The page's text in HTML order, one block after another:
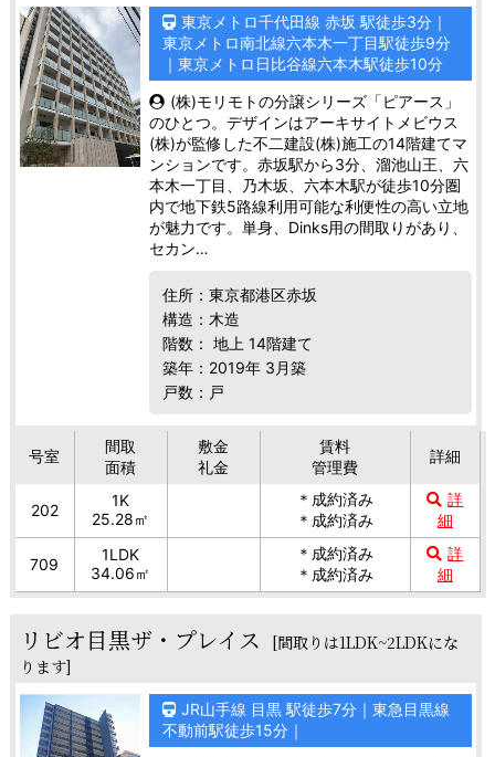
東京メトロ千代田線 赤坂 駅徒歩3分｜
東京メトロ南北線六本木一丁目駅徒歩9分
｜東京メトロ日比谷線六本木駅徒歩10分
(株)モリモトの分譲シリーズ「ピアース」
のひとつ。デザインはアーキサイトメビウス
(株)が監修した不二建設(株)施工の14階建てマ
ンションです。赤坂駅から3分、溜池山王、六
本木一丁目、乃木坂、六本木駅が徒歩10分圏
内で地下鉄5路線利用可能な利便性の高い立地
が魅力です。単身、Dinks用の間取りがあり、
セカン…
住所：東京都港区赤坂
構造：木造
階数： 地上 14階建て
築年：2019年 3月築
戸数：戸
号室
間取
面積
敷金
礼金
賃料
管理費
詳細
202
1K
25.28㎡
＊成約済み
＊成約済み
詳
細
709
1LDK
34.06㎡
＊成約済み
＊成約済み
詳
細
リビオ目黒ザ・プレイス
[間取りは1LDK~2LDKにな
ります]
JR山手線 目黒 駅徒歩7分｜東急目黒線
不動前駅徒歩15分｜